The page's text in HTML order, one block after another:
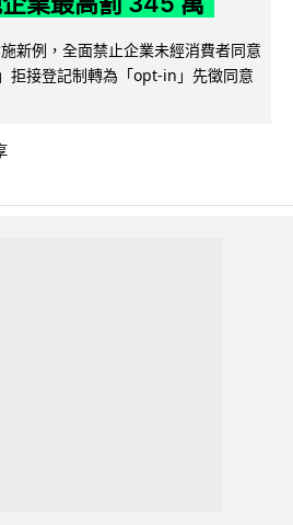
新例，全面禁止企業未經消費者同意
拒接登記制轉為「opt-in」先徵同意